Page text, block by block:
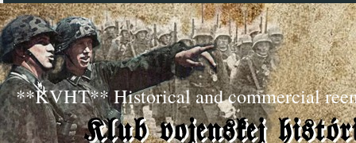
**KVHT** Historical and commercial